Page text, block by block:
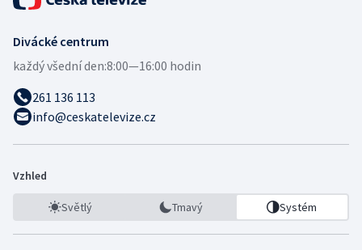
Divácké centrum
každý všední den:8:00—16:00 hodin
261 136 113
info@ceskatelevize.cz
Vzhled
Světlý Tmavý Systém